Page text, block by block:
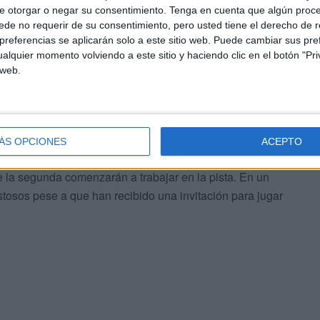
otorgar o negar su consentimiento. Tenga en cuenta que algún
no requerir de su consentimiento, pero usted tiene el derecho de
se aplicarán solo a este sitio web. Puede cambiar sus
momento volviendo a este sitio y haciendo clic en el botón
OPCIONES ACEPTO
y Nuria.
y aún podría llegar algún refuerzo más.
el lunes 16 de agosto
2021/2022 hasta finales de septiembre, en concreto
no se iniciará hasta el lunes 16 de agosto. La primera
segunda comenzarán a trabajar en la pista. En un
pese a que han recibido una invitación para jugar